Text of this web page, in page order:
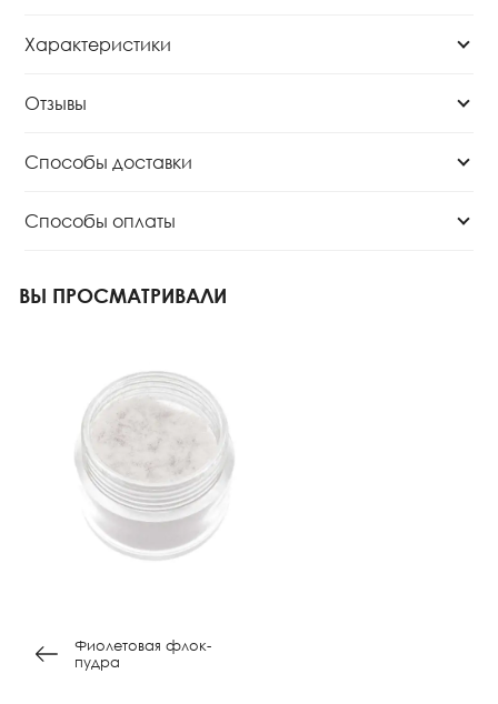
Характеристики
Отзывы
Способы доставки
Способы оплаты
ВЫ ПРОСМАТРИВАЛИ
Фиолетовая флок-
пудра